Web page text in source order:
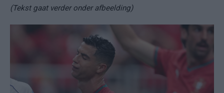
(Tekst gaat verder onder afbeelding)